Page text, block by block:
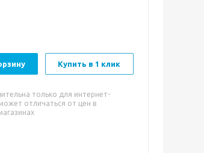
источника Val Brembana Сан-
делает её отличной
газировкам с консервантами
насыщенный вкус спелого
Прекрасно подойдет в качестве
на протяжении всего дня. Также
Купить в 1 клик
только для интернет-
отличаться от цен в